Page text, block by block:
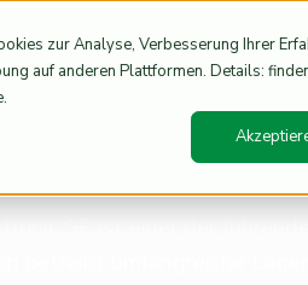
zur Analyse, Verbesserung Ihrer
auf anderen Plattformen. Details: